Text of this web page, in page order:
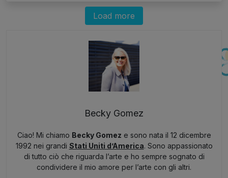
Load more
Becky Gomez
Ciao! Mi chiamo Becky Gomez e sono nata il 12 dicembre
1992 nei grandi Stati Uniti d’America. Sono appassionato
di tutto ciò che riguarda l’arte e ho sempre sognato di
condividere il mio amore per l’arte con gli altri.